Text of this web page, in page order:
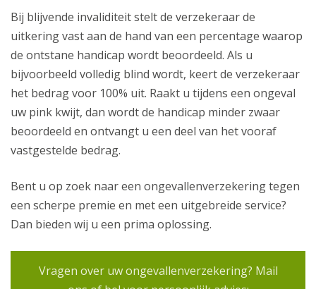
Bij blijvende invaliditeit stelt de verzekeraar de
uitkering vast aan de hand van een percentage waarop
de ontstane handicap wordt beoordeeld. Als u
bijvoorbeeld volledig blind wordt, keert de verzekeraar
het bedrag voor 100% uit. Raakt u tijdens een ongeval
uw pink kwijt, dan wordt de handicap minder zwaar
beoordeeld en ontvangt u een deel van het vooraf
vastgestelde bedrag.
Bent u op zoek naar een ongevallenverzekering tegen
een scherpe premie en met een uitgebreide service?
Dan bieden wij u een prima oplossing.
Vragen over uw ongevallenverzekering? Mail